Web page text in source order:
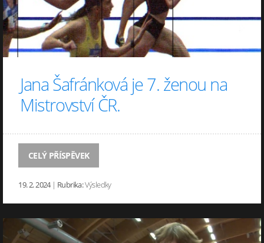
Jana Šafránková je 7. ženou na
Mistrovství ČR.
CELÝ PŘÍSPĚVEK
19. 2. 2024 | Rubrika:Výsledky